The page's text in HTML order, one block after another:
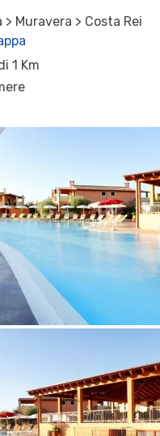
Muravera > Costa Rei
1 Km